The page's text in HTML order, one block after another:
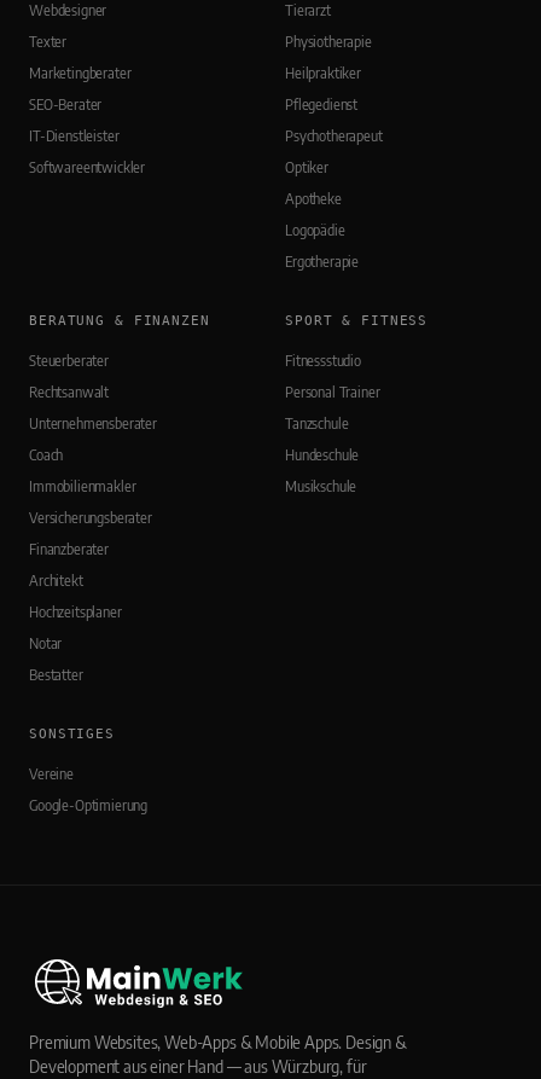
Webdesigner
Texter
Marketingberater
SEO-Berater
IT-Dienstleister
Softwareentwickler
Tierarzt
Physiotherapie
Heilpraktiker
Pflegedienst
Psychotherapeut
Optiker
Apotheke
Logopädie
Ergotherapie
BERATUNG & FINANZEN
Steuerberater
Rechtsanwalt
Unternehmensberater
Coach
Immobilienmakler
Versicherungsberater
Finanzberater
Architekt
Hochzeitsplaner
Notar
Bestatter
SPORT & FITNESS
Fitnessstudio
Personal Trainer
Tanzschule
Hundeschule
Musikschule
SONSTIGES
Vereine
Google-Optimierung
Premium Websites, Web-Apps & Mobile Apps. Design &
Development aus einer Hand — aus Würzburg, für